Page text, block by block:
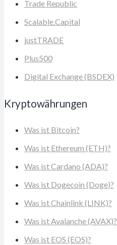
Trade Republic
Scalable.Capital
justTRADE
Plus500
Digital Exchange (BSDEX)
Kryptowährungen
Was ist Bitcoin?
Was ist Ethereum (ETH)?
Was ist Cardano (ADA)?
Was ist Dogecoin (Doge)?
Was ist Chainlink (LINK)?
Was ist Avalanche (AVAX)?
Was ist EOS (EOS)?